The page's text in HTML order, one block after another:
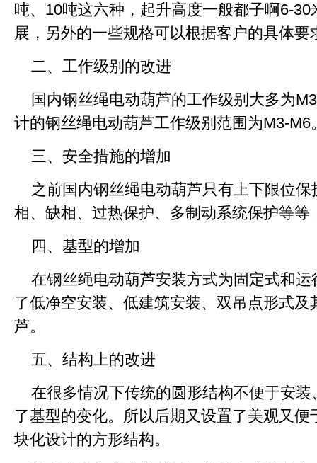
吨、10吨这六种，起升高度一般都子啊6-
展，另外的一些规格可以根据客户的具体要
二、工作级别的改进
国内钢丝绳电动葫芦的工作级别大多为
计的钢丝绳电动葫芦工作级别范围为M3-M6
三、安全措施的增加
之前国内钢丝绳电动葫芦只有上下限位
相、缺相、过热保护、多制动系统保护等等
四、基型的增加
在钢丝绳电动葫芦安装方式为固定式和
了低净空安装、低建筑安装、双吊点形式
芦。
五、结构上的改进
在很多情况下传统的圆形结构不便于安
了基型的变化。所以后期又设置了美观又
块化设计的方形结构。